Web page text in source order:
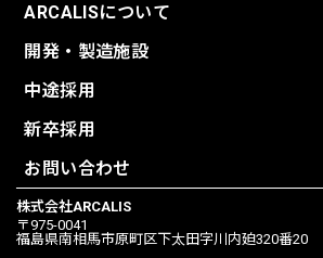
ARCALISについて
開発・製造施設
中途採用
新卒採用
お問い合わせ
株式会社ARCALIS
〒975-0041
福島県南相馬市原町区下太田字川内廹320番20